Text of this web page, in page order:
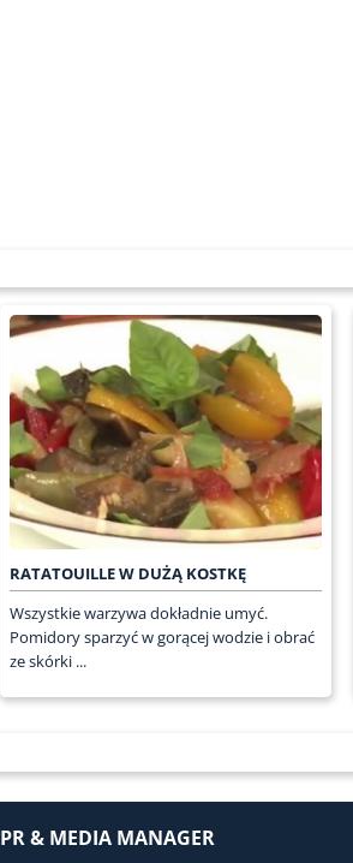
RATATOUILLE W DUŻĄ KOSTKĘ
Wszystkie warzywa dokładnie umyć.
Pomidory sparzyć w gorącej wodzie i obrać
ze skórki ...
PR & MEDIA MANAGER